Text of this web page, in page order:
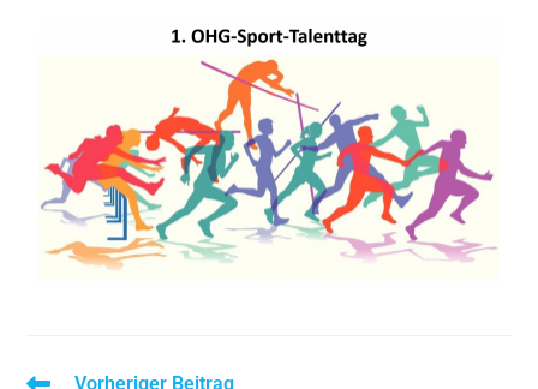
Vorheriger Beitrag